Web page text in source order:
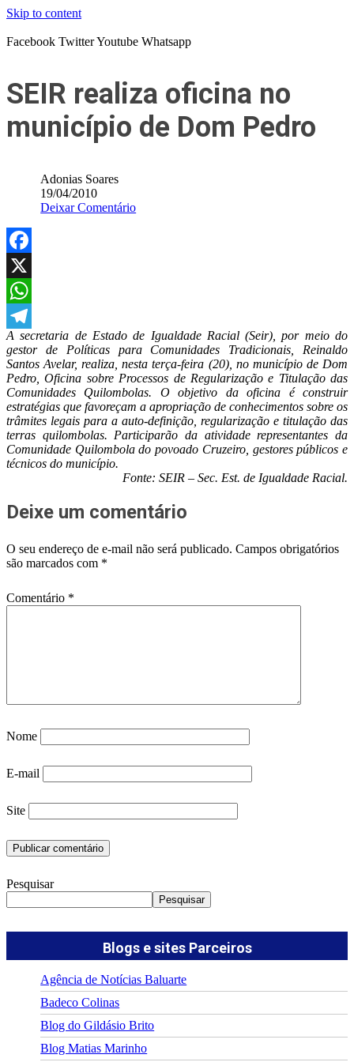
Skip to content
Facebook TwitterYoutube Whatsapp
SEIR realiza oficina no
município de Dom Pedro
Adonias Soares
19/04/2010
Deixar Comentário
Facebook
X
WhatsApp
Telegram
A secretaria de Estado de Igualdade Racial (Seir), por meio do
gestor de Políticas para Comunidades Tradicionais, Reinaldo
Santos Avelar, realiza, nesta terça-feira (20), no município de Dom
Pedro, Oficina sobre Processos de Regularização e Titulação das
Comunidades Quilombolas. O objetivo da oficina é construir
estratégias que favoreçam a apropriação de conhecimentos sobre os
trâmites legais para a auto-definição, regularização e titulação das
terras quilombolas. Participarão da atividade representantes da
Comunidade Quilombola do povoado Cruzeiro, gestores públicos e
técnicos do município.
Fonte: SEIR – Sec. Est. de Igualdade Racial.
Deixe um comentário
O seu endereço de e-mail não será publicado. Campos obrigatórios
são marcados com *
Comentário *
Nome
E-mail
Site
Pesquisar
Pesquisar
Blogs e sites Parceiros
Agência de Notícias Baluarte
Badeco Colinas
Blog do Gildásio Brito
Blog Matias Marinho